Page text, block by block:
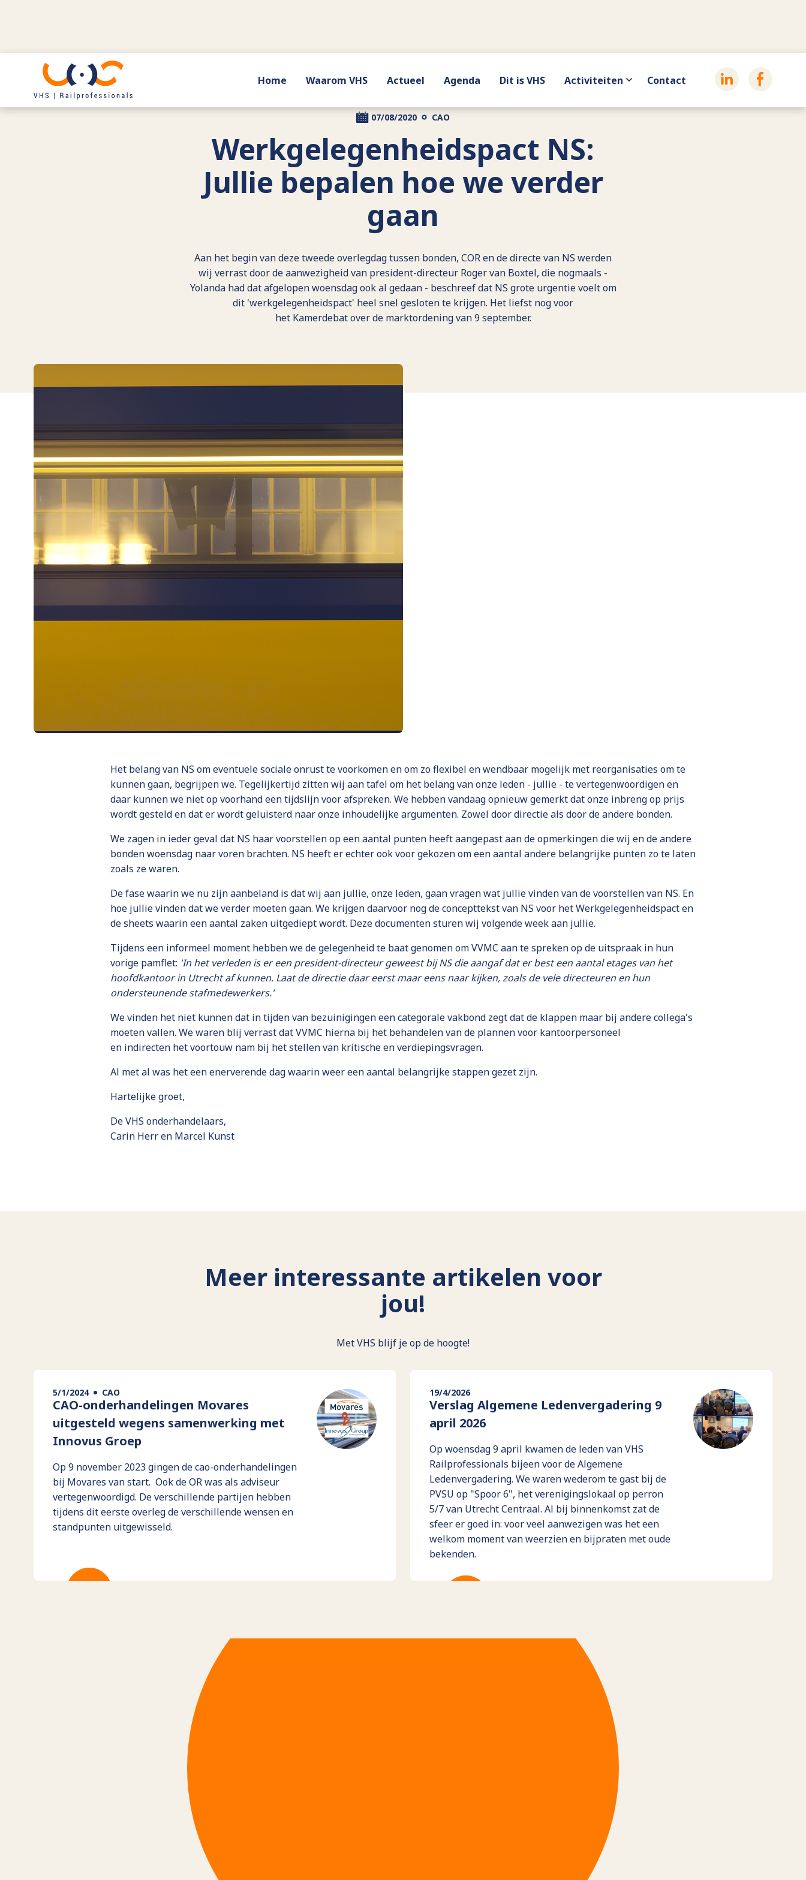
Home Waarom VHS Actueel Agenda Dit is VHS Activiteiten Contact
Terug naar actueel
07/08/2020 CAO
Werkgelegenheidspact NS:
Jullie bepalen hoe we verder
gaan
Aan het begin van deze tweede overlegdag tussen bonden, COR en de directe van NS werden
wij verrast door de aanwezigheid van president-directeur Roger van Boxtel, die nogmaals -
Yolanda had dat afgelopen woensdag ook al gedaan - beschreef dat NS grote urgentie voelt om
dit 'werkgelegenheidspact' heel snel gesloten te krijgen. Het liefst nog voor
het Kamerdebat over de marktordening van 9 september.
Het belang van NS om eventuele sociale onrust te voorkomen en om zo flexibel en wendbaar mogelijk met reorganisaties om te
kunnen gaan, begrijpen we. Tegelijkertijd zitten wij aan tafel om het belang van onze leden - jullie - te vertegenwoordigen en
daar kunnen we niet op voorhand een tijdslijn voor afspreken. We hebben vandaag opnieuw gemerkt dat onze inbreng op prijs
wordt gesteld en dat er wordt geluisterd naar onze inhoudelijke argumenten. Zowel door directie als door de andere bonden.
We zagen in ieder geval dat NS haar voorstellen op een aantal punten heeft aangepast aan de opmerkingen die wij en de andere
bonden woensdag naar voren brachten. NS heeft er echter ook voor gekozen om een aantal andere belangrijke punten zo te laten
zoals ze waren.
De fase waarin we nu zijn aanbeland is dat wij aan jullie, onze leden, gaan vragen wat jullie vinden van de voorstellen van NS. En
hoe jullie vinden dat we verder moeten gaan. We krijgen daarvoor nog de concepttekst van NS voor het Werkgelegenheidspact en
de sheets waarin een aantal zaken uitgediept wordt. Deze documenten sturen wij volgende week aan jullie.
Tijdens een informeel moment hebben we de gelegenheid te baat genomen om VVMC aan te spreken op de uitspraak in hun
vorige pamflet: 'In het verleden is er een president-directeur geweest bij NS die aangaf dat er best een aantal etages van het
hoofdkantoor in Utrecht af kunnen. Laat de directie daar eerst maar eens naar kijken, zoals de vele directeuren en hun
ondersteunende stafmedewerkers.'
We vinden het niet kunnen dat in tijden van bezuinigingen een categorale vakbond zegt dat de klappen maar bij andere collega's
moeten vallen. We waren blij verrast dat VVMC hierna bij het behandelen van de plannen voor kantoorpersoneel
en indirecten het voortouw nam bij het stellen van kritische en verdiepingsvragen.
Al met al was het een enerverende dag waarin weer een aantal belangrijke stappen gezet zijn.
Hartelijke groet,
De VHS onderhandelaars,
Carin Herr en Marcel Kunst
Meer interessante artikelen voor
jou!
Met VHS blijf je op de hoogte!
5/1/2024 CAO
CAO-onderhandelingen Movares
uitgesteld wegens samenwerking met
Innovus Groep
Op 9 november 2023 gingen de cao-onderhandelingen
bij Movares van start. Ook de OR was als adviseur
vertegenwoordigd. De verschillende partijen hebben
tijdens dit eerste overleg de verschillende wensen en
standpunten uitgewisseld.
19/4/2026
Verslag Algemene Ledenvergadering 9
april 2026
Op woensdag 9 april kwamen de leden van VHS
Railprofessionals bijeen voor de Algemene
Ledenvergadering. We waren wederom te gast bij de
PVSU op "Spoor 6", het verenigingslokaal op perron
5/7 van Utrecht Centraal. Al bij binnenkomst zat de
sfeer er goed in: voor veel aanwezigen was het een
welkom moment van weerzien en bijpraten met oude
bekenden.